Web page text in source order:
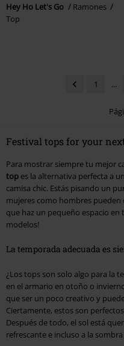
Hey Ho Let's Go
Ramones
Top
1 ...
Festival tops for your
Para mostrar siempre tu mejor
top es la alternativa perfecta a
camisa chic. Estás pisando un
mujeres como hombres pueden
que haz un pequeño espacio
modelos!
La temporada adecuada es
¿Los tops son solo algo para la
en el armario en otoño o
que ser un poco creativo y
Ciertamente, estos son
Después de todo, el sol está
refrescante e incluso a la